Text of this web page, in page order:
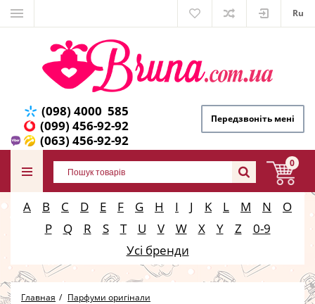
Ru
(098) 4000 585
(099) 456-92-92
(063) 456-92-92
Передзвоніть мені
0
A B C D E F G H I J K L M N
O
P
Q R S T U V W X Y Z
0-9
Усі бренди
Главная
Парфуми оригінали